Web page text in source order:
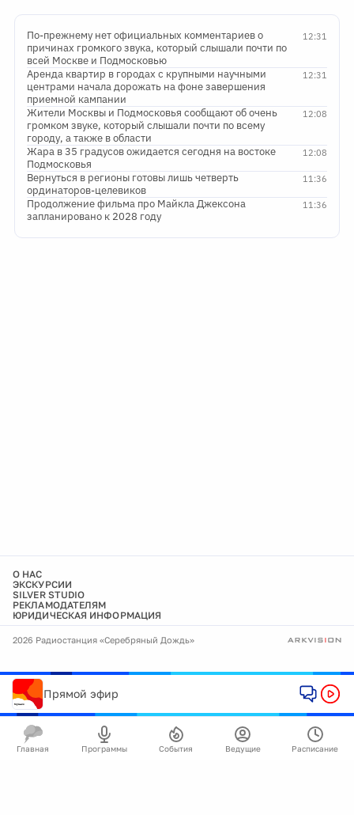
12:31
По-прежнему нет официальных комментариев о
причинах громкого звука, который слышали почти по
всей Москве и Подмосковью
12:31
Аренда квартир в городах с крупными научными
центрами начала дорожать на фоне завершения
приемной кампании
12:08
Жители Москвы и Подмосковья сообщают об очень
громком звуке, который слышали почти по всему
городу, а также в области
12:08
Жара в 35 градусов ожидается сегодня на востоке
Подмосковья
11:36
Вернуться в регионы готовы лишь четверть
ординаторов-целевиков
11:36
Продолжение фильма про Майкла Джексона
запланировано к 2028 году
О НАС
ЭКСКУРСИИ
SILVER STUDIO
РЕКЛАМОДАТЕЛЯМ
ЮРИДИЧЕСКАЯ ИНФОРМАЦИЯ
2026 Радиостанция «Серебряный Дождь»
Прямой эфир
Главная Программы События Ведущие Расписание